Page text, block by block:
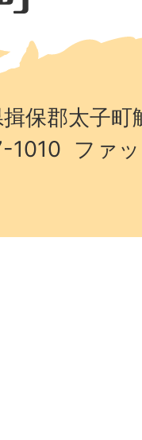
保郡太子町
1010 ファ